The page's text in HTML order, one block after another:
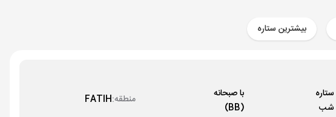
بیشترین ستاره
با صبحانه
(BB)
منطقه:FATIH